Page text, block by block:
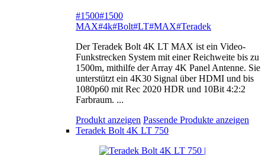
#1500#1500
MAX#4k#Bolt#LT#MAX#Teradek
Der Teradek Bolt 4K LT MAX ist ein Video-
Funkstrecken System mit einer Reichweite bis zu
1500m, mithilfe der Array 4K Panel Antenne. Sie
unterstützt ein 4K30 Signal über HDMI und bis
1080p60 mit Rec 2020 HDR und 10Bit 4:2:2
Farbraum. ...
Produkt anzeigen Passende Produkte anzeigen
Teradek Bolt 4K LT 750